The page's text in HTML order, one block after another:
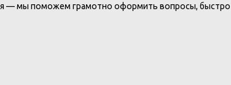
— мы поможем грамотно оформить вопросы, быстро